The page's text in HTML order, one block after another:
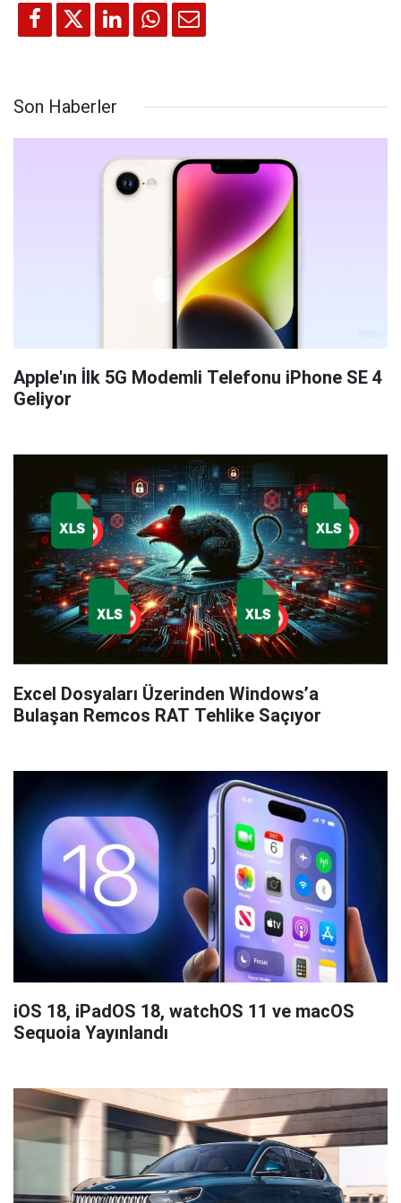
Son Haberler
Apple'ın İlk 5G Modemli Telefonu iPhone SE 4
Geliyor
Excel Dosyaları Üzerinden Windows’a
Bulaşan Remcos RAT Tehlike Saçıyor
iOS 18, iPadOS 18, watchOS 11 ve macOS
Sequoia Yayınlandı